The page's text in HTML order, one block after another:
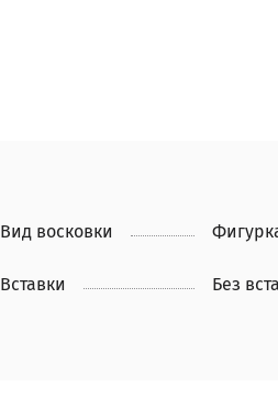
Вид восковки
Вставки Без